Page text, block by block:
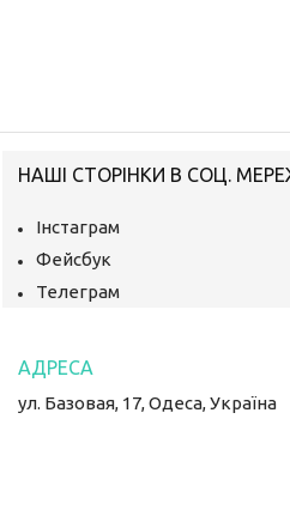
НАШІ СТОРІНКИ В СОЦ.
Інстаграм
Фейсбук
Телеграм
ул. Базовая, 17, Одеса, Україна